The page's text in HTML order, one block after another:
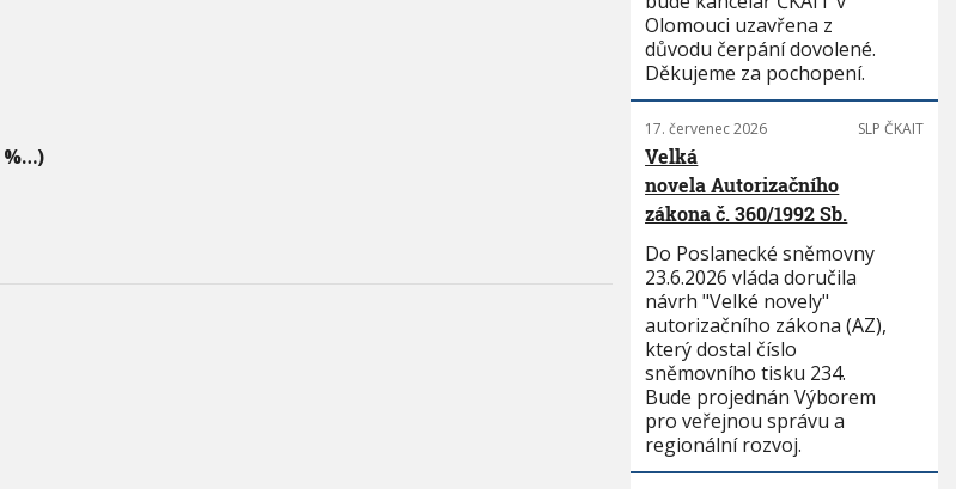
%…)
Olomouci uzavřena z
důvodu čerpání dovolené.
Děkujeme za pochopení.
17. červenec 2026 SLP ČKAIT
Velká
novela Autorizačního
zákona č. 360/1992 Sb.
Do Poslanecké sněmovny
23.6.2026 vláda doručila
návrh "Velké novely"
autorizačního zákona (AZ),
který dostal číslo
sněmovního tisku 234.
Bude projednán Výborem
pro veřejnou správu a
regionální rozvoj.